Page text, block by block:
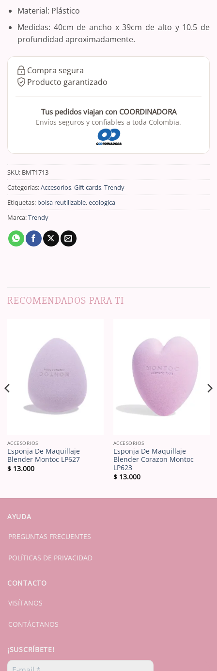
Material: Plástico
Medidas: 40cm de ancho x 39cm de alto y 10.5 de
profundidad aproximadamente.
Compra segura
Producto garantizado
Tus pedidos viajan con COORDINADORA
Envíos seguros y confiables a toda Colombia.
SKU: BMT1713
Categorías:Accesorios,Gift cards,Trendy
Etiquetas: bolsa reutilizable,ecologica
Marca:Trendy
RECOMENDADOS PARA TI
ACCESORIOS
Esponja De Maquillaje
Blender Montoc LP627
$13.000
ACCESORIOS
Esponja De Maquillaje
Blender Corazon Montoc
LP623
$13.000
AYUDA
PREGUNTAS FRECUENTES
POLÍTICAS DE PRIVACIDAD
CONTACTO
VISÍTANOS
CONTÁCTANOS
¡SUSCRÍBETE!